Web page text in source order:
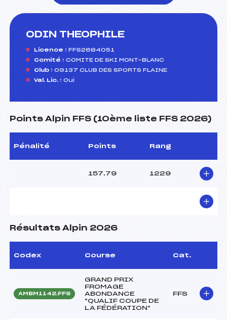
ODIN THEOPHILE
Licence : FFS2684051
Comité : COMITE DE SKI MONT-BLANC
Club : 09137 CLUB DES SPORTS FLAINE
Val. Lic. : Oui
Points Alpin FFS (10ème liste FFS 2026)
Pénalité Points Rang
157.79 1229
Résultats Alpin 2026
Codex Course Cat.
AMBM1142.FFS
GRAND PRIX
FROMAGE
ABONDANCE
"QUALIF COUPE DE
LA FÉDÉRATION"
FFS